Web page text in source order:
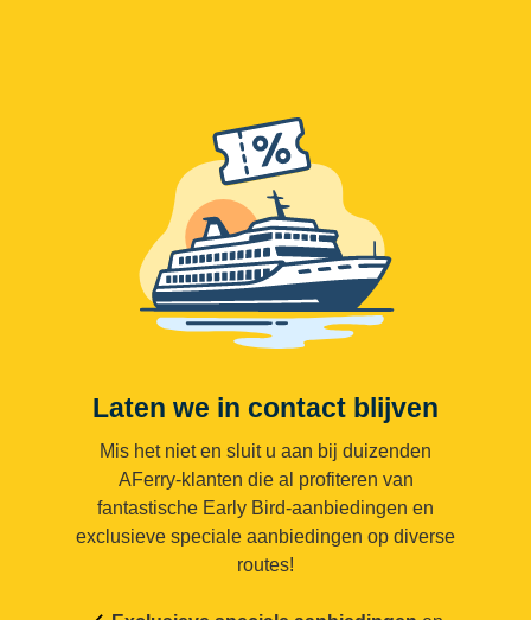
Laten we in contact blijven
Mis het niet en sluit u aan bij duizenden
AFerry-klanten die al profiteren van
fantastische Early Bird-aanbiedingen en
exclusieve speciale aanbiedingen op diverse
routes!